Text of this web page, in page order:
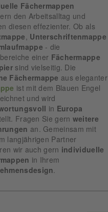
Fächermappen
den Arbeitsalltag und
diesen effezienter. Ob als
, Unterschriftenmappe
- die
einer Fächermappe
sind vielseitig. Die
Fächermappe aus eleganter
ist mit dem Blauen Engel
und wird
in Europa
Fragen Sie gern weitere
an. Gemeinsam mit
langjährigen Partner
wir auch gern individuelle
in Ihrem
.